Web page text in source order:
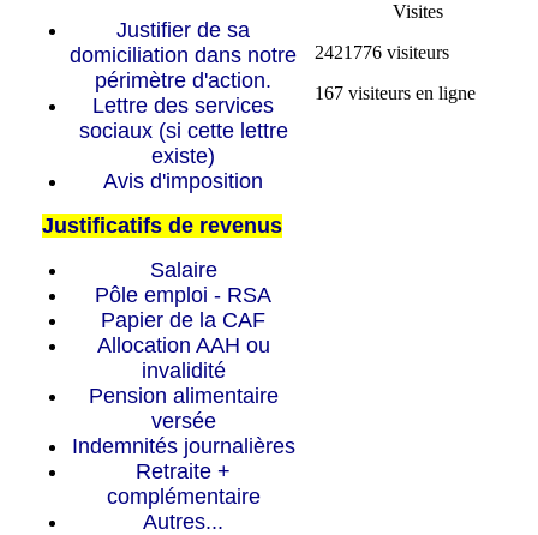
Justifier de sa
domiciliation dans notre
périmètre d'action.
Lettre des services
sociaux (si cette lettre
existe)
Avis d'imposition
Justificatifs de revenus
Salaire
Pôle emploi - RSA
Papier de la CAF
Allocation AAH ou
invalidité
Pension alimentaire
versée
Indemnités journalières
Retraite +
complémentaire
Autres...
Visites
2421776 visiteurs
167 visiteurs en ligne